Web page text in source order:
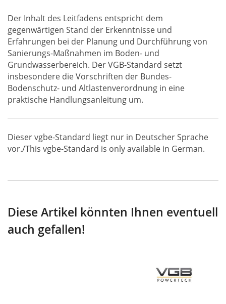
Der Inhalt des Leitfadens entspricht dem
gegenwärtigen Stand der Erkenntnisse und
Erfahrungen bei der Planung und Durchführung von
Sanierungs-Maßnahmen im Boden- und
Grundwasserbereich. Der VGB-Standard setzt
insbesondere die Vorschriften der Bundes-
Bodenschutz- und Altlastenverordnung in eine
praktische Handlungsanleitung um.
Dieser vgbe-Standard liegt nur in Deutscher Sprache
vor./This vgbe-Standard is only available in German.
Diese Artikel könnten Ihnen eventuell
auch gefallen!